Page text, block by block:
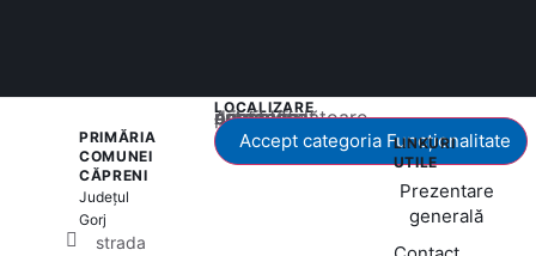
PRIMĂRIA
COMUNEI
CĂPRENI
Județul
Gorj
strada
LOCALIZARE
Acest conținut este blocat până când acceptați categoria corespunzătoare de cookie-uri.
Accept categoria Funcționalitate
LINKURI
UTILE
Prezentare
generală